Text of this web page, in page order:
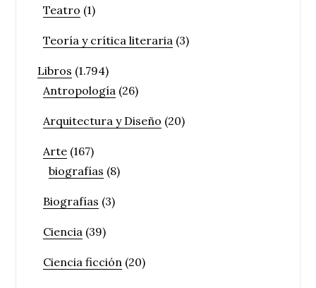
Teatro (1)
Teoría y crítica literaria (3)
Libros (1.794)
Antropología (26)
Arquitectura y Diseño (20)
Arte (167)
biografías (8)
Biografías (3)
Ciencia (39)
Ciencia ficción (20)